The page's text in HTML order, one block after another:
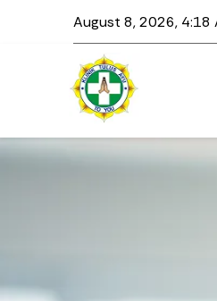
August 8, 2026, 4:18